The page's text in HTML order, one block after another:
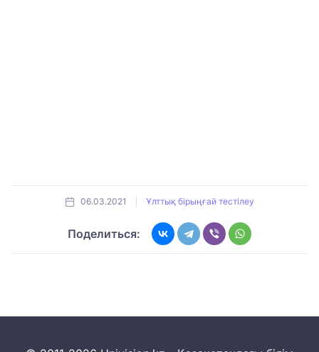
06.03.2021 Ұлттық бірыңғай тестілеу
Поделиться: